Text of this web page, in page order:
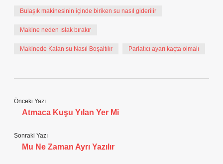
Bulaşık makinesinin içinde biriken su nasıl giderilir
Makine neden ıslak bırakır
Makinede Kalan su Nasıl Boşaltılır Parlatıcı ayarı kaçta olmalı
Önceki Yazı
Atmaca Kuşu Yılan Yer Mi
Sonraki Yazı
Mu Ne Zaman Ayrı Yazılır